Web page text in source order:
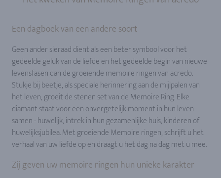
Een dagboek van een andere soort
Geen ander sieraad dient als een beter symbool voor het
gedeelde geluk van de liefde en het gedeelde begin van nieuwe
levensfasen dan de groeiende memoire ringen van acredo.
Stukje bij beetje, als speciale herinnering aan de mijlpalen van
het leven, groeit de stenen set van de Memoire Ring. Elke
diamant staat voor een onvergetelijk moment in hun leven
samen - huwelijk, intrek in hun gezamenlijke huis, kinderen of
huwelijksjubilea. Met groeiende Memoire ringen, schrijft u het
verhaal van uw liefde op en draagt u het dag na dag met u mee.
Zij geven uw memoire ringen hun unieke karakter